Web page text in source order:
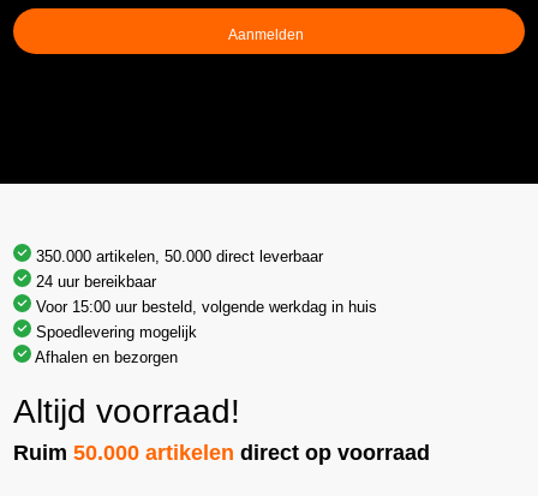
(Vereist)
350.000 artikelen, 50.000 direct leverbaar
24 uur bereikbaar
Voor 15:00 uur besteld, volgende werkdag in huis
Spoedlevering mogelijk
Afhalen en bezorgen
Altijd voorraad!
Ruim50.000 artikelen direct op voorraad